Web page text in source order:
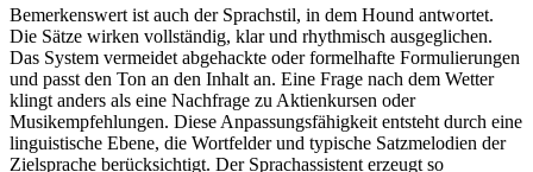
Bemerkenswert ist auch der Sprachstil, in dem Hound antwortet.
Die Sätze wirken vollständig, klar und rhythmisch ausgeglichen.
Das System vermeidet abgehackte oder formelhafte Formulierungen
und passt den Ton an den Inhalt an. Eine Frage nach dem Wetter
klingt anders als eine Nachfrage zu Aktienkursen oder
Musikempfehlungen. Diese Anpassungsfähigkeit entsteht durch eine
linguistische Ebene, die Wortfelder und typische Satzmelodien der
Zielsprache berücksichtigt. Der Sprachassistent erzeugt so